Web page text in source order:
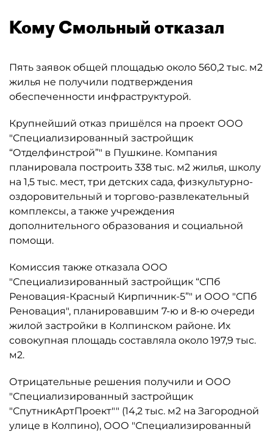
Кому Смольный отказал
Пять заявок общей площадью около 560,2 тыс. м2
жилья не получили подтверждения
обеспеченности инфраструктурой.
Крупнейший отказ пришёлся на проект ООО
"Специализированный застройщик
“Отделфинстрой”" в Пушкине. Компания
планировала построить 338 тыс. м2 жилья, школу
на 1,5 тыс. мест, три детских сада, физкультурно-
оздоровительный и торгово-развлекательный
комплексы, а также учреждения
дополнительного образования и социальной
помощи.
Комиссия также отказала ООО
"Специализированный застройщик “СПб
Реновация-Красный Кирпичник-5”" и ООО "СПб
Реновация", планировавшим 7-ю и 8-ю очереди
жилой застройки в Колпинском районе. Их
совокупная площадь составляла около 197,9 тыс.
м2.
Отрицательные решения получили и ООО
"Специализированный застройщик
"СпутникАртПроект"" (14,2 тыс. м2 на Загородной
улице в Колпино), ООО "Специализированный